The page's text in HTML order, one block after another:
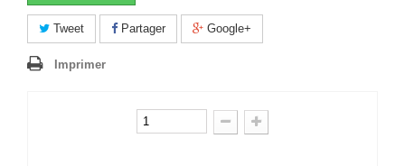
Tweet Partager Google+
Imprimer